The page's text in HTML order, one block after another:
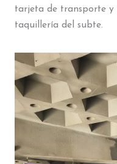
tarjeta de transporte y
taquillería del subte.